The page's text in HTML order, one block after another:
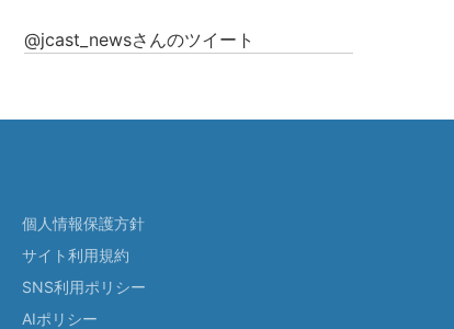
@jcast_newsさんのツイート
個人情報保護方針
サイト利用規約
SNS利用ポリシー
AIポリシー